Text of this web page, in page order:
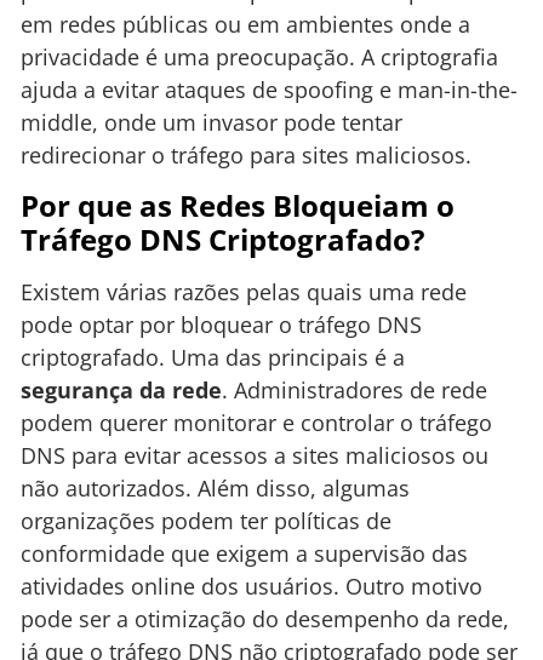
em redes públicas ou em ambientes onde a
privacidade é uma preocupação. A criptografia
ajuda a evitar ataques de spoofing e man-in-the-
middle, onde um invasor pode tentar
redirecionar o tráfego para sites maliciosos.
Por que as Redes Bloqueiam o
Tráfego DNS Criptografado?
Existem várias razões pelas quais uma rede
pode optar por bloquear o tráfego DNS
criptografado. Uma das principais é a
segurança da rede. Administradores de rede
podem querer monitorar e controlar o tráfego
DNS para evitar acessos a sites maliciosos ou
não autorizados. Além disso, algumas
organizações podem ter políticas de
conformidade que exigem a supervisão das
atividades online dos usuários. Outro motivo
pode ser a otimização do desempenho da rede,
já que o tráfego DNS não criptografado pode ser